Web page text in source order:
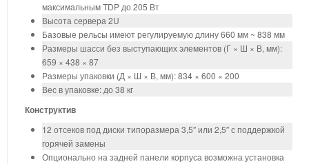
максимальным TDP до 205 Вт
Высота сервера 2U
Базовые рельсы имеют регулируемую длину 660 мм ~ 838 мм
Размеры шасси без выступающих элементов (Г × Ш × В, мм):
659 × 438 × 87
Размеры упаковки (Д × Ш × В, мм): 834 × 600 × 200
Вес в упаковке: до 38 кг
Конструктив
12 отсеков под диски типоразмера 3,5″ или 2,5″ с поддержкой
горячей замены
Опционально на задней панели корпуса возможна установка